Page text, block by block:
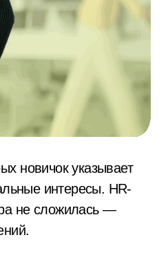
новичок указывает
интересы. HR-
не сложилась —